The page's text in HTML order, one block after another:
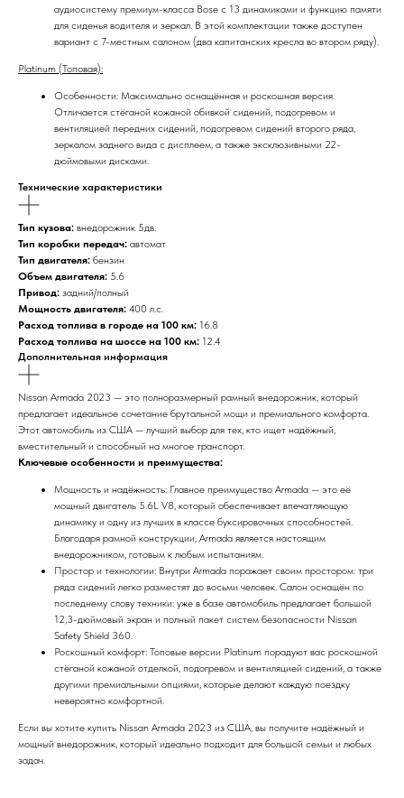
аудиосистему премиум-класса Bose с 13 динамиками и функцию памяти
для сиденья водителя и зеркал. В этой комплектации также доступен
вариант с 7-местным салоном (два капитанских кресла во втором ряду).
Platinum (Топовая):
Особенности: Максимально оснащённая и роскошная версия.
Отличается стёганой кожаной обивкой сидений, подогревом и
вентиляцией передних сидений, подогревом сидений второго ряда,
зеркалом заднего вида с дисплеем, а также эксклюзивными 22-
дюймовыми дисками.
Технические характеристики
Тип кузова: внедорожник 5дв.
Тип коробки передач: автомат
Тип двигателя: бензин
Объем двигателя: 5.6
Привод: задний/полный
Мощность двигателя: 400 л.с.
Расход топлива в городе на 100 км: 16.8
Расход топлива на шоссе на 100 км: 12.4
Дополнительная информация
Nissan Armada 2023 — это полноразмерный рамный внедорожник, который
предлагает идеальное сочетание брутальной мощи и премиального комфорта.
Этот автомобиль из США — лучший выбор для тех, кто ищет надёжный,
вместительный и способный на многое транспорт.
Ключевые особенности и преимущества:
Мощность и надёжность: Главное преимущество Armada — это её
мощный двигатель 5.6L V8, который обеспечивает впечатляющую
динамику и одну из лучших в классе буксировочных способностей.
Благодаря рамной конструкции, Armada является настоящим
внедорожником, готовым к любым испытаниям.
Простор и технологии: Внутри Armada поражает своим простором: три
ряда сидений легко разместят до восьми человек. Салон оснащён по
последнему слову техники: уже в базе автомобиль предлагает большой
12,3-дюймовый экран и полный пакет систем безопасности Nissan
Safety Shield 360.
Роскошный комфорт: Топовые версии Platinum порадуют вас роскошной
стёганой кожаной отделкой, подогревом и вентиляцией сидений, а также
другими премиальными опциями, которые делают каждую поездку
невероятно комфортной.
Если вы хотите купить Nissan Armada 2023 из США, вы получите надёжный и
мощный внедорожник, который идеально подходит для большой семьи и любых
задач.